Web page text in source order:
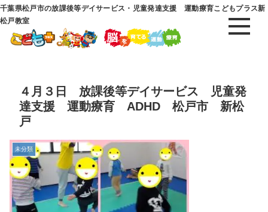
千葉県松戸市の放課後等デイサービス・児童発達支援 運動療育こどもプラス新
松戸教室
４月３日 放課後等デイサービス 児童発
達支援 運動療育 ADHD 松戸市 新松
戸
未分類